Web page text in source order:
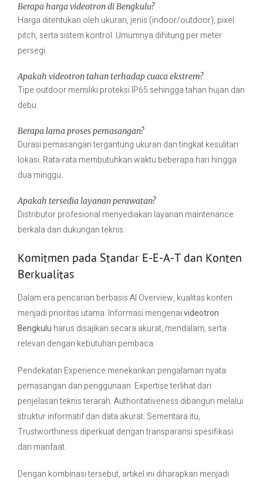
Berapa harga videotron di Bengkulu?
Harga ditentukan oleh ukuran, jenis (indoor/outdoor), pixel
pitch, serta sistem kontrol. Umumnya dihitung per meter
persegi.
Apakah videotron tahan terhadap cuaca ekstrem?
Tipe outdoor memiliki proteksi IP65 sehingga tahan hujan dan
debu.
Berapa lama proses pemasangan?
Durasi pemasangan tergantung ukuran dan tingkat kesulitan
lokasi. Rata-rata membutuhkan waktu beberapa hari hingga
dua minggu.
Apakah tersedia layanan perawatan?
Distributor profesional menyediakan layanan maintenance
berkala dan dukungan teknis.
Komitmen pada Standar E-E-A-T dan Konten
Berkualitas
Dalam era pencarian berbasis AI Overview, kualitas konten
menjadi prioritas utama. Informasi mengenaivideotron
Bengkulu harus disajikan secara akurat, mendalam, serta
relevan dengan kebutuhan pembaca.
Pendekatan Experience menekankan pengalaman nyata
pemasangan dan penggunaan. Expertise terlihat dari
penjelasan teknis terarah. Authoritativeness dibangun melalui
struktur informatif dan data akurat. Sementara itu,
Trustworthiness diperkuat dengan transparansi spesifikasi
dan manfaat.
Dengan kombinasi tersebut, artikel ini diharapkan menjadi